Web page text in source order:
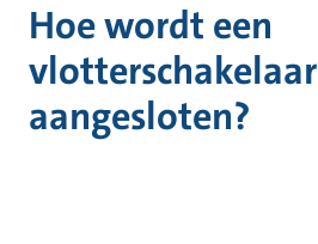
Hoe wordt een
vlotterschakelaar
aangesloten?